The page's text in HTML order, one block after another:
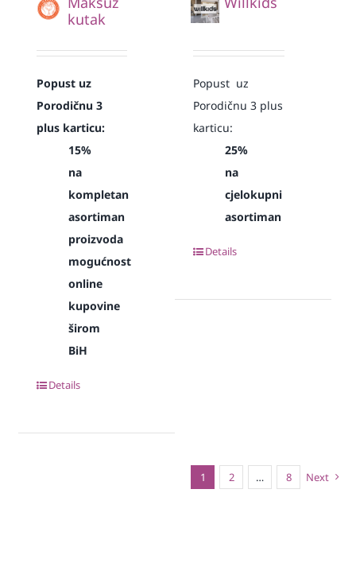
kutak
Popust uz
Porodičnu 3
plus karticu:
15%
na
kompletan
asortiman
proizvoda
mogućnost
online
kupovine
širom
BiH
Details
Popust uz
Porodičnu 3 plus
karticu:
25%
na
cjelokupni
asortiman
Details
1 2 … 8 Next